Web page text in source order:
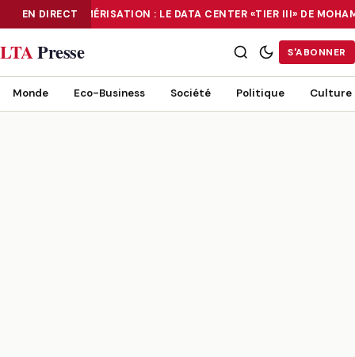
EN DIRECTNUMÉRISATION : LE DATA CENTER «TIER III» DE
NUMÉRISATION : LE DATA CENTER «TIER III» DE MOHAMMADIA, UN
LTAPresse S'ABONNER
Monde Eco-Business Société Politique Culture